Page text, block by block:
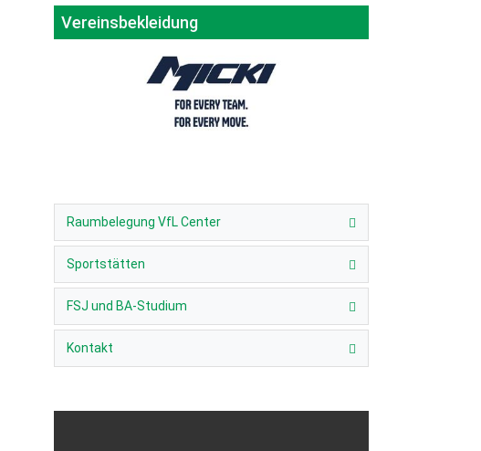
Vereinsbekleidung
Raumbelegung VfL Center
Sportstätten
FSJ und BA-Studium
Kontakt